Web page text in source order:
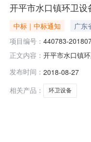
开平市水口镇环卫
中标｜中标通知 广东
项目编号： 440783-
正文内容： 开平市水口镇
总中标金额￥
购单
发布时间： 2018-08-27
相关产品：
环卫设备